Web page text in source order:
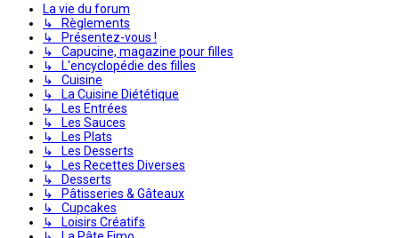
La vie du forum
↳ Règlements
↳ Présentez-vous !
↳ Capucine, magazine pour filles
↳ L'encyclopédie des filles
↳ Cuisine
↳ La Cuisine Diététique
↳ Les Entrées
↳ Les Sauces
↳ Les Plats
↳ Les Desserts
↳ Les Recettes Diverses
↳ Desserts
↳ Pâtisseries & Gâteaux
↳ Cupcakes
↳ Loisirs Créatifs